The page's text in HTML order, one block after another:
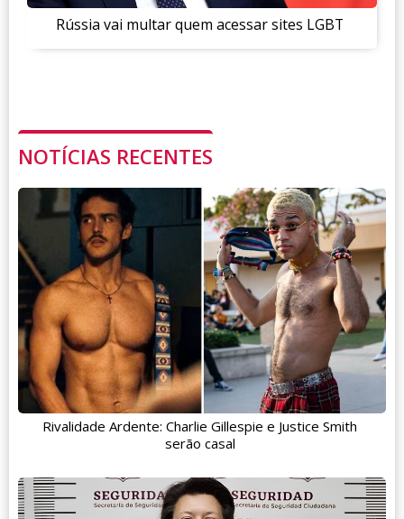
Rússia vai multar quem acessar sites LGBT
NOTÍCIAS RECENTES
Rivalidade Ardente: Charlie Gillespie e Justice Smith
serão casal